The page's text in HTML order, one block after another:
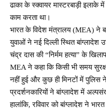
ढाका के स्क्वायर मास्टरबाड़ी इलाके
काम करता था।
भारत के विदेश मंत्रालय (MEA) ने
युवाओं ने नई दिल्ली स्थित बांग्लादेश
चंद्र दास की “निर्मम हत्या” के
MEA ने कहा कि किसी भी समय
नहीं हुई और कुछ ही मिनटों में पुलिस ने
प्रदर्शनकारियों ने बांग्लादेश में
हालांकि, रविवार को बांग्लादेश ने